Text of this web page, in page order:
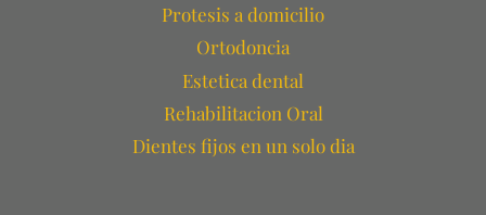
Protesis a domicilio
Ortodoncia
Estetica dental
Rehabilitacion Oral
Dientes fijos en un solo dia